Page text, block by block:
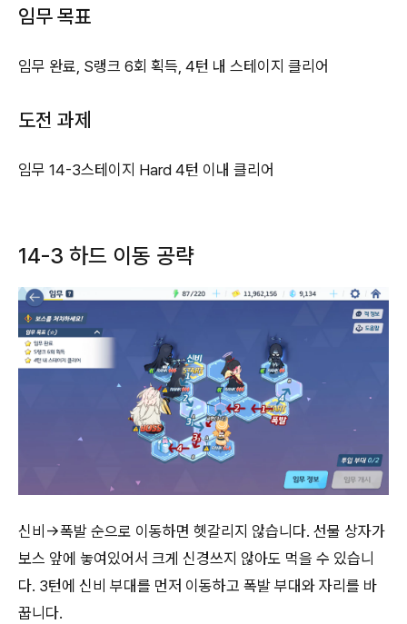
임무 목표
임무 완료, S랭크 6회 획득, 4턴 내 스테이지 클리어
도전 과제
임무 14-3스테이지 Hard 4턴 이내 클리어
14-3 하드 이동 공략
신비→폭발 순으로 이동하면 헷갈리지 않습니다. 선물 상자가
보스 앞에 놓여있어서 크게 신경쓰지 않아도 먹을 수 있습니
다. 3턴에 신비 부대를 먼저 이동하고 폭발 부대와 자리를 바
꿉니다.